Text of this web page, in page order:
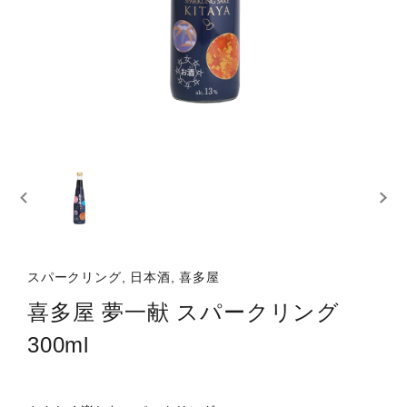
スパークリング, 日本酒, 喜多屋
喜多屋 夢一献 スパークリング
300ml